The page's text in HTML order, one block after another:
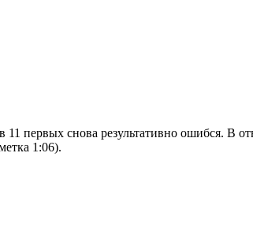
первых снова результативно ошибся. В
1:06).